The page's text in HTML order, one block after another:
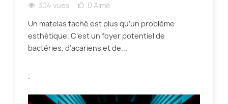
304 vues 0 Aimé
Un matelas taché est plus qu’un problème
esthétique. C’est un foyer potentiel de
bactéries, d’acariens et de...
.